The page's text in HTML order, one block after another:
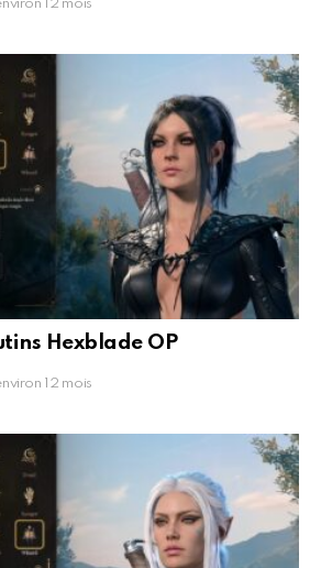
12 mois
Hexblade OP
12 mois